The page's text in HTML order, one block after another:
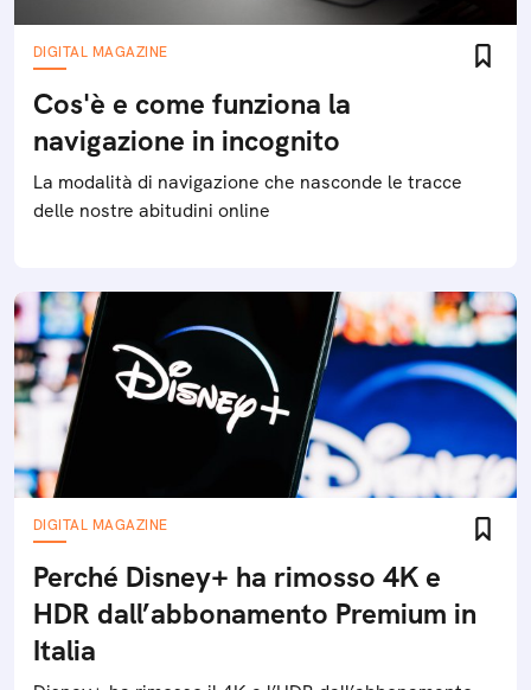
DIGITAL MAGAZINE
Cos'è e come funziona la
navigazione in incognito
La modalità di navigazione che nasconde le tracce
delle nostre abitudini online
DIGITAL MAGAZINE
Perché Disney+ ha rimosso 4K e
HDR dall’abbonamento Premium in
Italia